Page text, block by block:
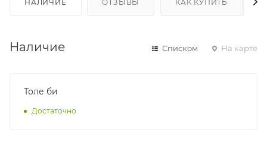
НАЛИЧИЕ ОТЗЫВЫ КАК КУПИТЬ
Наличие Списком На карте
Толе би
Достаточно